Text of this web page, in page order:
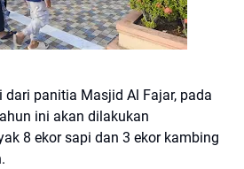
panitia Masjid Al Fajar, pada
ini akan dilakukan
8 ekor sapi dan 3 ekor kambing